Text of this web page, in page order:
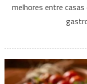
melhores entre